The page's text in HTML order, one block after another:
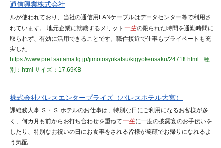
通信興業株式会社
ルが使われており、当社の通信用LANケーブルはデータセンター等で利用さ
れています。 地元企業に就職するメリット 一生の限られた時間を通勤時間に
取られず、有効に活用できることです。職住接近で仕事もプライベートも充
実した
https://www.pref.saitama.lg.jp/jimotosyukatsu/kigyokensaku/24718.html
種
別：html サイズ：17.69KB
株式会社パレスエンタープライズ（パレスホテル大宮）
課総務人事 Ｓ・Ｓ ホテルのお仕事は、特別な日にご利用になるお客様が多
く、何カ月も前からお打ち合わせを重ねて一生に一度の披露宴のお手伝いを
したり、特別なお祝いの日にお食事をされる皆様が笑顔でお帰りになれるよ
う気配